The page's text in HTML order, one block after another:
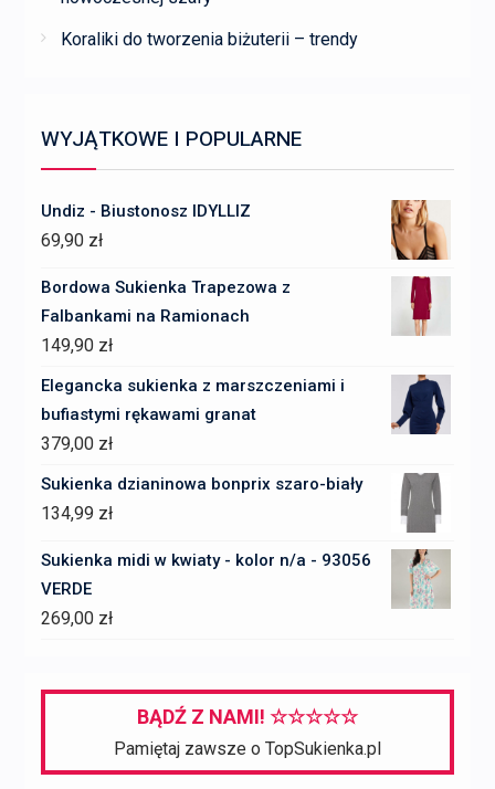
Koraliki do tworzenia biżuterii – trendy
WYJĄTKOWE I POPULARNE
Undiz - Biustonosz IDYLLIZ
69,90 zł
Bordowa Sukienka Trapezowa z
Falbankami na Ramionach
149,90 zł
Elegancka sukienka z marszczeniami i
bufiastymi rękawami granat
379,00 zł
Sukienka dzianinowa bonprix szaro-biały
134,99 zł
Sukienka midi w kwiaty - kolor n/a - 93056
VERDE
269,00 zł
BĄDŹ Z NAMI! ☆☆☆☆☆
Pamiętaj zawsze o TopSukienka.pl